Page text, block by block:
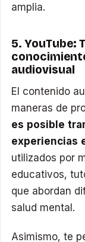
amplia.
5. YouTube:
audiovisual
El contenido
maneras de
es posible
experiencias
utilizados por
educativos,
que abordan
salud mental.
Asimismo, te